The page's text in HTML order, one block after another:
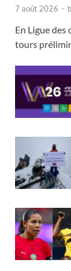
7 août 2026 -
En Ligue des
tours